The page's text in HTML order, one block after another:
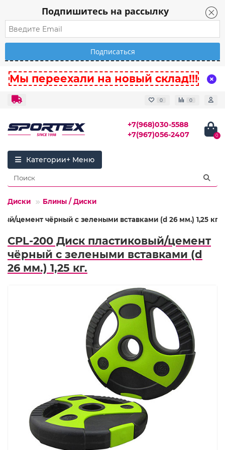
Подпишитесь на рассылку
Мы переехали на новый склад!!!
0 0
+7(968)030-5588
+7(967)056-2407
0
Категории
/ Диски Блины / Диски
цемент чёрный с зелеными вставками (d 26 мм.) 1,25 кг.
CPL-200 Диск пластиковый/цемент
чёрный с зелеными вставками (d
26 мм.) 1,25 кг.